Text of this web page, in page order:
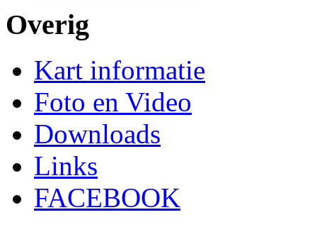
Overig
Kart informatie
Foto en Video
Downloads
Links
FACEBOOK